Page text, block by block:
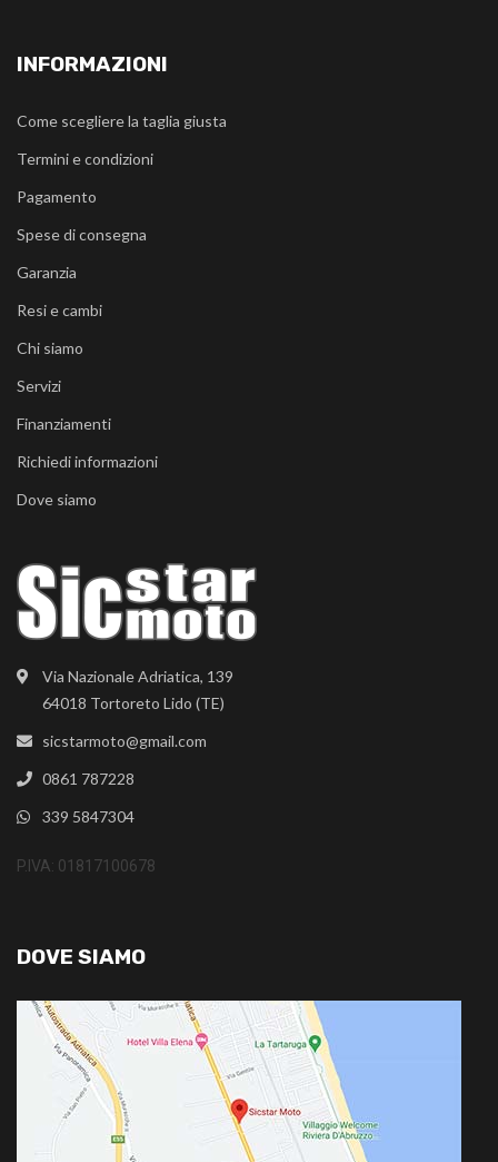
Via Nazionale Adriatica, 139
64018 Tortoreto Lido (TE)
sicstarmoto@gmail.com
0861 787228
339 5847304
P.IVA: 01817100678
INFORMAZIONI
Come scegliere la taglia giusta
Termini e condizioni
Pagamento
Spese di consegna
Garanzia
Resi e cambi
Chi siamo
Servizi
Finanziamenti
Richiedi informazioni
Dove siamo
DOVE SIAMO